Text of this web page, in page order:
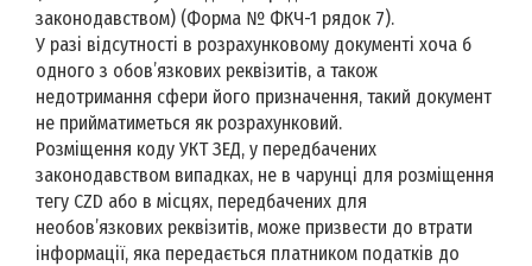
законодавством) (Форма № ФКЧ-1 рядок 7).
У разі відсутності в розрахунковому документі хоча б
одного з обов’язкових реквізитів, а також
недотримання сфери його призначення, такий документ
не прийматиметься як розрахунковий.
Розміщення коду УКТ ЗЕД, у передбачених
законодавством випадках, не в чарунці для розміщення
тегу CZD або в місцях, передбачених для
необов’язкових реквізитів, може призвести до втрати
інформації, яка передається платником податків до